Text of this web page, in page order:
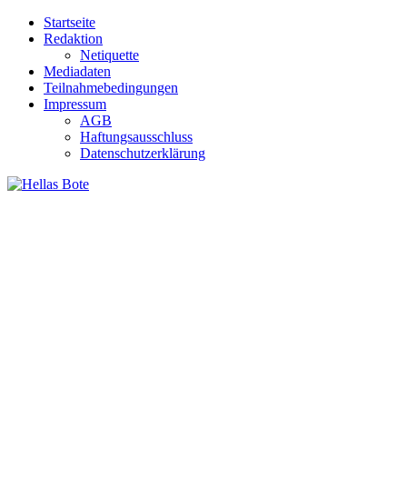
Zum
Inhalt
Startseite
Redaktion
Netiquette
Mediadaten
Teilnahmebedingungen
Impressum
AGB
Haftungsausschluss
Datenschutzerklärung